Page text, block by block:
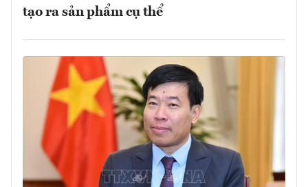
tạo ra sản phẩm cụ thể